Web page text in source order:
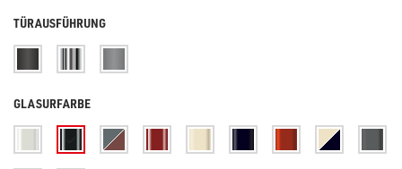
TÜRAUSFÜHRUNG
GLASURFARBE